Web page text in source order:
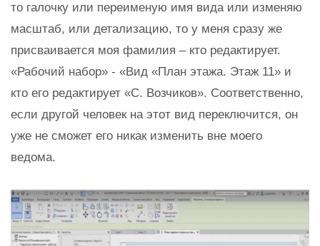
то галочку или переименую имя вида или изменяю
масштаб, или детализацию, то у меня сразу же
присваивается моя фамилия – кто редактирует.
«Рабочий набор» - «Вид «План этажа. Этаж 11» и
кто его редактирует «С. Возчиков». Соответственно,
если другой человек на этот вид переключится, он
уже не сможет его никак изменить вне моего
ведома.